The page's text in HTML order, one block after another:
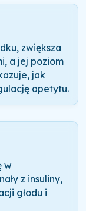
zwiększa
a jej poziom
jak
apetytu.
w
z insuliny,
głodu i